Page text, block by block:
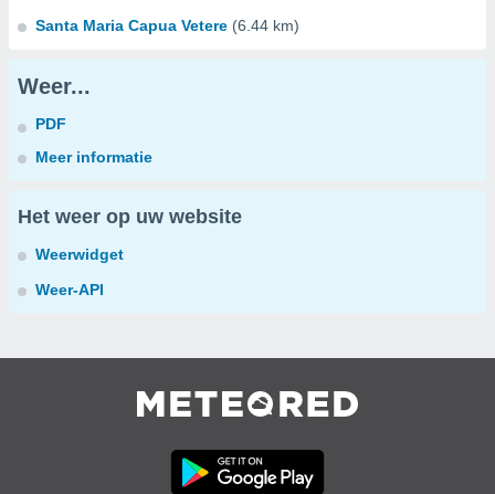
Santa Maria Capua Vetere (6.44 km)
Weer...
PDF
Meer informatie
Het weer op uw website
Weerwidget
Weer-API